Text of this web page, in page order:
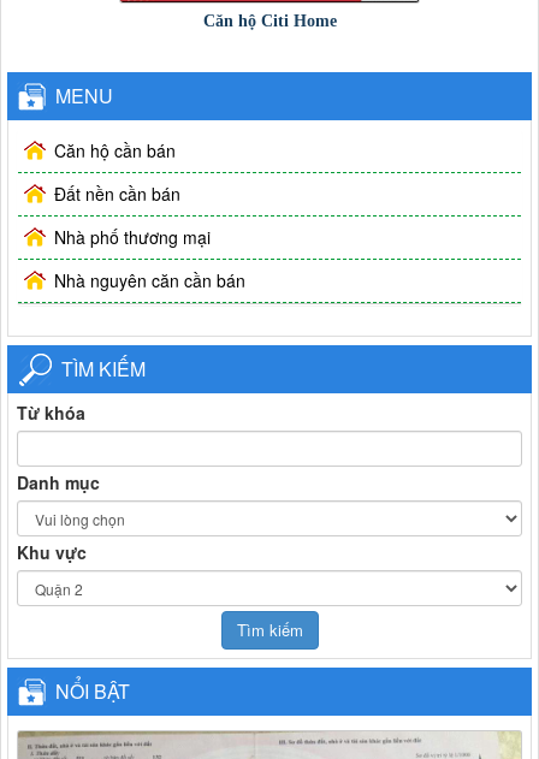
Căn hộ Citi Home
MENU
Căn hộ cần bán
Đất nền cần bán
Nhà phố thương mại
Nhà nguyên căn cần bán
TÌM KIẾM
Từ khóa
Danh mục
Khu vực
NỔI BẬT